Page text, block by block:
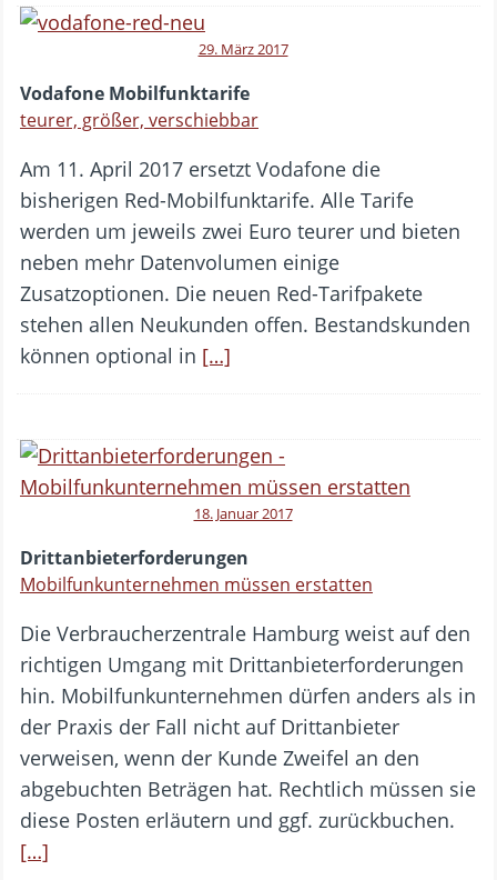
29. März 2017
Vodafone Mobilfunktarife
teurer, größer, verschiebbar
Am 11. April 2017 ersetzt Vodafone die
bisherigen Red-Mobilfunktarife. Alle Tarife
werden um jeweils zwei Euro teurer und bieten
neben mehr Datenvolumen einige
Zusatzoptionen. Die neuen Red-Tarifpakete
stehen allen Neukunden offen. Bestandskunden
können optional in […]
18. Januar 2017
Drittanbieterforderungen
Mobilfunkunternehmen müssen erstatten
Die Verbraucherzentrale Hamburg weist auf den
richtigen Umgang mit Drittanbieterforderungen
hin. Mobilfunkunternehmen dürfen anders als in
der Praxis der Fall nicht auf Drittanbieter
verweisen, wenn der Kunde Zweifel an den
abgebuchten Beträgen hat. Rechtlich müssen sie
diese Posten erläutern und ggf. zurückbuchen.
[…]